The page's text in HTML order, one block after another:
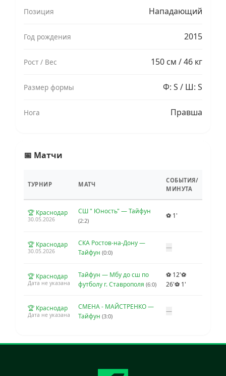
Позиция Нападающий
Год рождения 2015
Рост / Вес 150 см / 46 кг
Размер формы Ф: S / Ш: S
Нога Правша
📅 Матчи
ТУРНИР МАТЧ
СОБЫТИЯ/
МИНУТА
🏆 Краснодар
30.05.2026
СШ " Юность" — Тайфун
(2:2)
⚽ 1'
🏆 Краснодар
30.05.2026
СКА Ростов-на-Дону —
Тайфун (0:0)
—
🏆 Краснодар
Дата не указана
Тайфун — Мбу до сш по
футболу г. Ставрополя (6:0)
⚽ 12'⚽
26'⚽ 1'
🏆 Краснодар
Дата не указана
СМЕНА - МАЙСТРЕНКО —
Тайфун (3:0)
—